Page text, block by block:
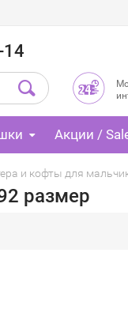
14
Акции /
и кофты для
размер